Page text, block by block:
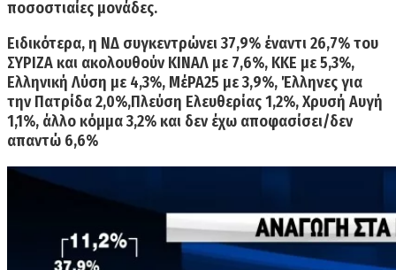
ποσοστιαίες μονάδες.
Ειδικότερα,η ΝΔ συγκεντρώνει 37,9% έναντι 26,7% του
ΣΥΡΙΖΑκαι ακολουθούν ΚΙΝΑΛ με 7,6%, ΚΚΕ με 5,3%,
Ελληνική Λύση με 4,3%, ΜέΡΑ25 με 3,9%, Έλληνες για
την Πατρίδα 2,0%,Πλεύση Ελευθερίας 1,2%, Χρυσή Αυγή
1,1%, άλλο κόμμα 3,2% και δεν έχω αποφασίσει/δεν
απαντώ 6,6%